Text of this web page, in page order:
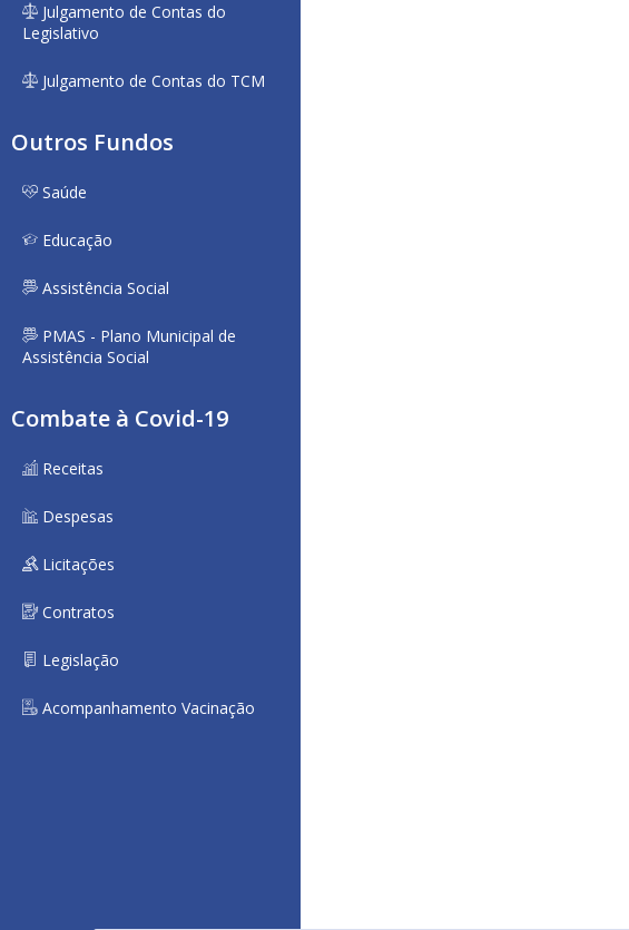
Julgamento de Contas do
Legislativo
Julgamento de Contas do TCM
Outros Fundos
Saúde
Educação
Assistência Social
PMAS - Plano Municipal de
Assistência Social
Combate à Covid-19
Receitas
Despesas
Licitações
Contratos
Legislação
Acompanhamento Vacinação